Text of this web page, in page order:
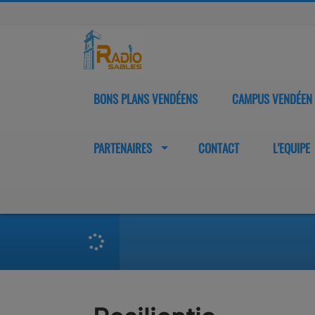
BONS PLANS VENDÉENS CAMPUS VENDÉEN
PARTENAIRES CONTACT L'EQUIPE